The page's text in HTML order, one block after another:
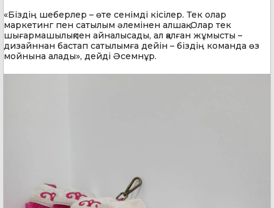
«Біздің шеберлер – өте сенімді кісілер. Тек олар
маркетинг пен сатылым әлемінен алшақ. Олар тек
шығармашылықпен айналысады, ал қалған жұмысты –
дизайннан бастап сатылымға дейін – біздің команда өз
мойнына алады», дейді Әсемнұр.